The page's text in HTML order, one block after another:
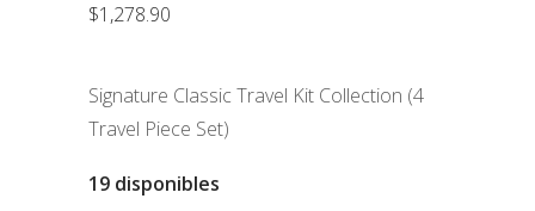
$1,278.90
Signature Classic Travel Kit Collection (4
Travel Piece Set)
19 disponibles